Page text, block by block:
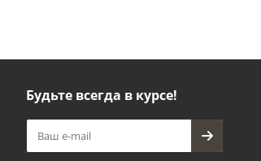
Будьте всегда в курсе!